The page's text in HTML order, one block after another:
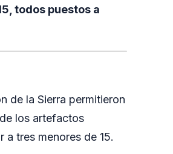
todos puestos a
de la Sierra permitieron
los artefactos
a tres menores de 15.